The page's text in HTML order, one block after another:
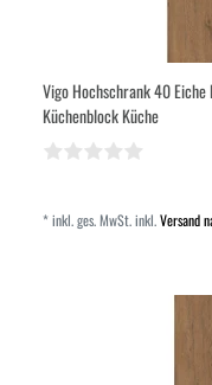
Vigo Hochschrank 40
Küchenblock Küche
*inkl. ges. MwSt.inkl.Versand